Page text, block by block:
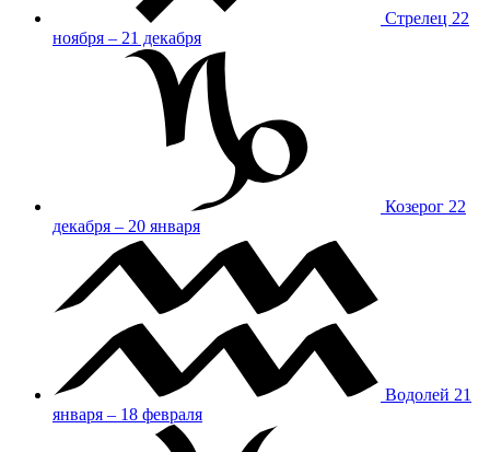
Стрелец 22
ноября – 21 декабря
Козерог 22
декабря – 20 января
Водолей 21
января – 18 февраля